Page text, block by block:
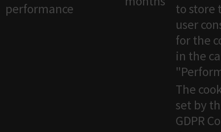
performance
to store
user
for the
in the
The
set by
GDPR